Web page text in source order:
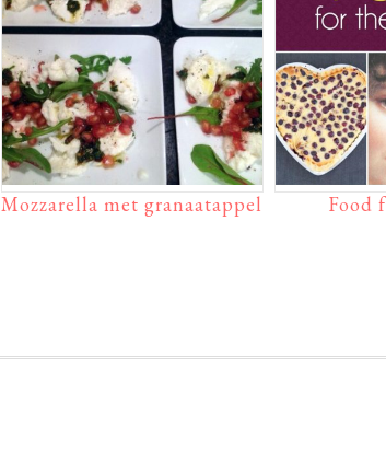
Mozzarella met granaatappel Food